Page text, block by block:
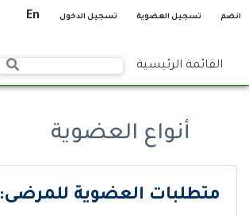
انضم تسجيل العضوية تسجيل الدخول En
القائمة الرئيسية
أنواع العضوية
متطلبات العضوية للمرضى: